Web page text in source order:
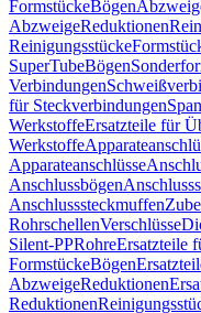
FormstückeBögen
AbzweigeReduktionen
Reinigungsstücke
SuperTubeBögen
Verbindungen
für Steckverbindungen
WerkstoffeErsatzteile für
Werkstoffe
Apparateanschlüsse
Anschlussbögen
Anschlusssteckmuffen
RohrschellenVerschlüsse
Silent-PPRohreErsatzteile
FormstückeBögen
AbzweigeReduktionen
Reduktionen